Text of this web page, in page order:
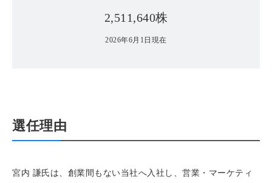
2,511,640株
2026年6月1日現在
選任理由
宮内 謙氏は、創業間もない当社へ入社し、営業・マーケティ